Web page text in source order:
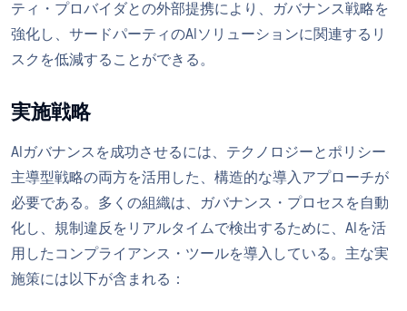
ティ・プロバイダとの外部提携により、ガバナンス戦略を
強化し、サードパーティのAIソリューションに関連するリ
スクを低減することができる。
実施戦略
AIガバナンスを成功させるには、テクノロジーとポリシー
主導型戦略の両方を活用した、構造的な導入アプローチが
必要である。多くの組織は、ガバナンス・プロセスを自動
化し、規制違反をリアルタイムで検出するために、AIを活
用したコンプライアンス・ツールを導入している。主な実
施策には以下が含まれる：